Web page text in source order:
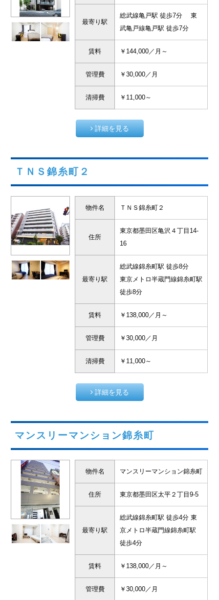
最寄り駅
総武線亀戸駅 徒歩7分 東
武亀戸線亀戸駅 徒歩7分
賃料 ￥144,000／月～
管理費 ￥30,000／月
清掃費 ￥11,000～
詳細を見る
ＴＮＳ錦糸町２
物件名 ＴＮＳ錦糸町２
住所
東京都墨田区亀沢４丁目14-
16
最寄り駅
総武線錦糸町駅 徒歩8分
東京メトロ半蔵門線錦糸町駅
徒歩8分
賃料 ￥138,000／月～
管理費 ￥30,000／月
清掃費 ￥11,000～
詳細を見る
マンスリーマンション錦糸町
物件名 マンスリーマンション錦糸町
住所 東京都墨田区太平２丁目9-5
最寄り駅
総武線錦糸町駅 徒歩4分 東
京メトロ半蔵門線錦糸町駅
徒歩4分
賃料 ￥138,000／月～
管理費 ￥30,000／月